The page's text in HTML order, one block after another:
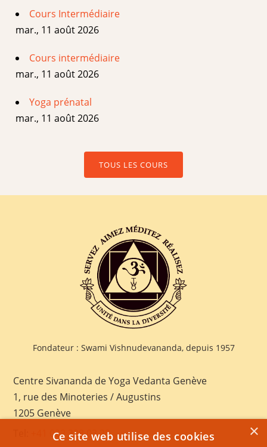
Cours Intermédiaire
mar., 11 août 2026
Cours intermédiaire
mar., 11 août 2026
Yoga prénatal
mar., 11 août 2026
TOUS LES COURS
Fondateur : Swami Vishnudevananda, depuis 1957
Centre Sivananda de Yoga Vedanta Genève
1, rue des Minoteries / Augustins
1205 Genève
+41 022 328 03 28 ×
Ce site web utilise des cookies